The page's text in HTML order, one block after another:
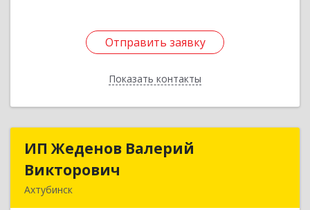
Отправить заявку
Показать контакты
Отправить заявку
Назад
ИП Жеденов Валерий
Викторович
Ахтубинск
ИП Жеденов Валерий